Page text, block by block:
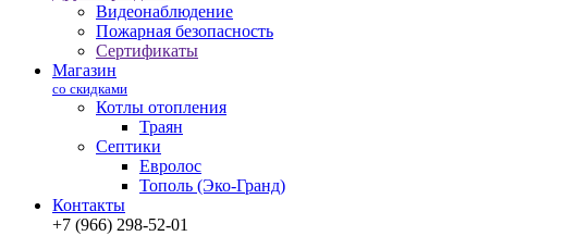
Видеонаблюдение
Пожарная безопасность
Сертификаты
Магазин
со скидками
Котлы отопления
Траян
Септики
Евролос
Тополь (Эко-Гранд)
Контакты
+7 (966) 298-52-01